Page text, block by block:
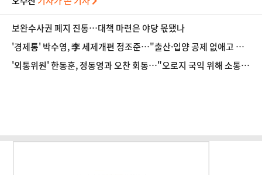
보완수사권 폐지 진통…대책 마련은 야당 몫됐나
'경제통' 박수영, 李 세제개편 정조준…"출산·입양 공제 없애고 세
금폭탄"
'외통위원' 한동훈, 정동영과 오찬 회동…"오로지 국익 위해 소통할